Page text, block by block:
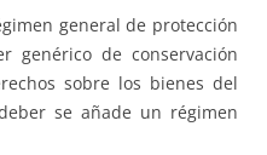
general de protección
genérico de conservación
sobre los bienes del
se añade un régimen